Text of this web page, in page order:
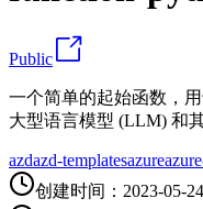
Public
一个简单的起始函数，用
大型语言模型 (LLM) 和
azdazd-templatesazure
创建时间 ： 2023-05-